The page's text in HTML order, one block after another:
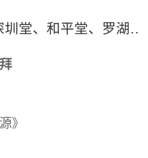
2024年4月28日 基督教深圳堂、和平堂、罗湖堂主日崇拜
》